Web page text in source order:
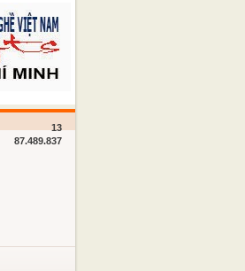
13
87.489.837